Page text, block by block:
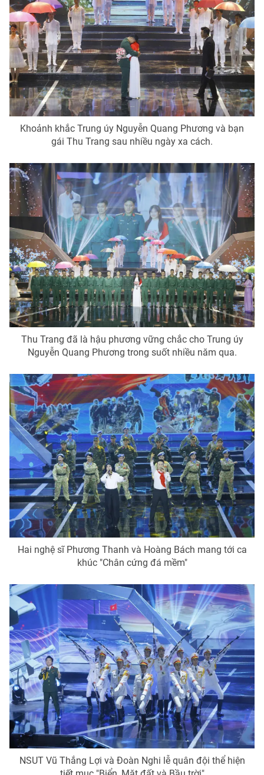
Khoảnh khắc Trung úy Nguyễn Quang Phương và bạn
gái Thu Trang sau nhiều ngày xa cách.
Thu Trang đã là hậu phương vững chắc cho Trung úy
Nguyễn Quang Phương trong suốt nhiều năm qua.
Hai nghệ sĩ Phương Thanh và Hoàng Bách mang tới ca
khúc "Chân cứng đá mềm"
NSUT Vũ Thắng Lợi và Đoàn Nghi lễ quân đội thể hiện